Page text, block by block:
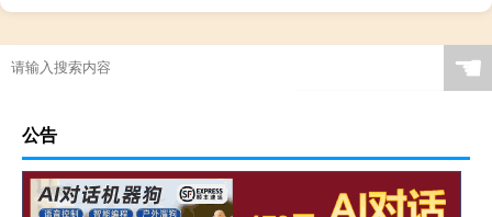
☚
公告